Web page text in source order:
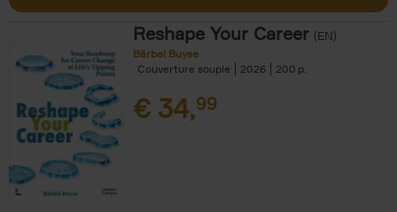
Reshape Your Career (EN)
Bärbel Buyse
Couverture souple
2026 200
€ 34,99